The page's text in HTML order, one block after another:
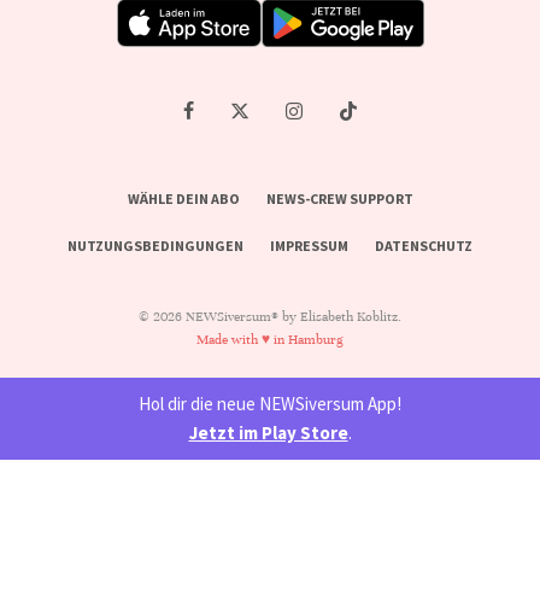
WÄHLE DEIN ABO NEWS-CREW SUPPORT
NUTZUNGSBEDINGUNGEN IMPRESSUM DATENSCHUTZ
© 2026 NEWSiversum® by Elisabeth Koblitz.
Made with ♥ in Hamburg
Hol dir die neue NEWSiversum App!
Jetzt im Play Store.